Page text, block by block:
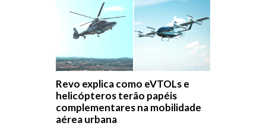
Revo explica como eVTOLs e
helicópteros terão papéis
complementares na mobilidade
aérea urbana